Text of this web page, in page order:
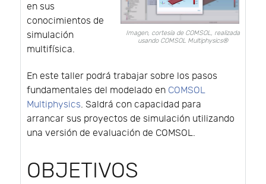
Imagen, cortesía de COMSOL, realizada
usando COMSOL Multiphysics®
en sus
conocimientos de
simulación
multifísica.
En este taller podrá trabajar sobre los pasos
fundamentales del modelado en COMSOL
Multiphysics. Saldrá con capacidad para
arrancar sus proyectos de simulación utilizando
una versión de evaluación de COMSOL.
OBJETIVOS